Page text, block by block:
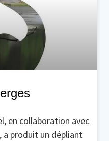
en collaboration avec
a produit un dépliant